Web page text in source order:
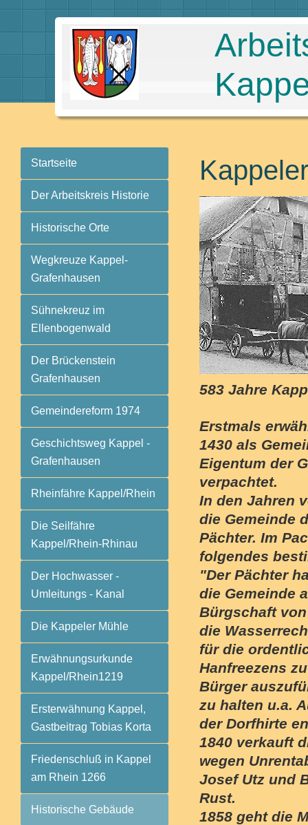
Startseite
Der Arbeitskreis Historie
Historische Orte
Wegkreuze Kappel-
Grafenhausen
Sühnekreuz im
Ellenbogenwald
Der Brückenstein
Grafenhausen
Gemeindereform 1974
Geschichtsweg Kappel -
Grafenhausen
Rheinfähre Kappel/Rhein
Die Seilfähre
Kappel/Rhein-Rhinau
Der Hochwasser -
Umleitungs - Kanal
Die Kappeler Mühle
Erwähnungsurkunde
Kappel/Rhein1219
Ersterwähnung Kappel,
Gastbeitrag Tobias Korta
Friedenschluß in Kappel
am Rhein 1266
Historische Gebäude
583 Jahre
Erstmals
1430 als
Eigentum der
verpachtet.
In den Jahren
die Gemeinde
Pächter. Im
folgendes
"Der Pächter
die Gemeinde
Bürgschaft
die
für die
Hanfreezens
Bürger
zu halten u.a.
der Dorfhirte
1840 verkauft
wegen
Josef Utz und
Rust.
1858 geht die